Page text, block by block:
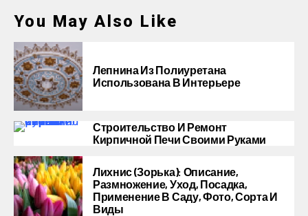
You May Also Like
Лепнина Из Полиуретана
Использована В Интерьере
Строительство И Ремонт
Кирпичной Печи Своими Руками
Лихнис (Зорька): Описание,
Размножение, Уход, Посадка,
Применение В Саду, Фото, Сорта И
Виды